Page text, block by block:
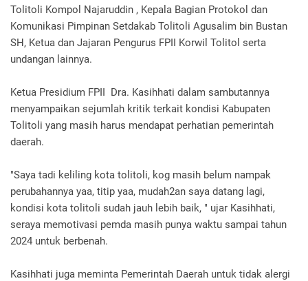
Tolitoli Kompol Najaruddin , Kepala Bagian Protokol dan
Komunikasi Pimpinan Setdakab Tolitoli Agusalim bin Bustan
SH, Ketua dan Jajaran Pengurus FPII Korwil Tolitol serta
undangan lainnya.
Ketua Presidium FPII Dra. Kasihhati dalam sambutannya
menyampaikan sejumlah kritik terkait kondisi Kabupaten
Tolitoli yang masih harus mendapat perhatian pemerintah
daerah.
"Saya tadi keliling kota tolitoli, kog masih belum nampak
perubahannya yaa, titip yaa, mudah2an saya datang lagi,
kondisi kota tolitoli sudah jauh lebih baik, " ujar Kasihhati,
seraya memotivasi pemda masih punya waktu sampai tahun
2024 untuk berbenah.
Kasihhati juga meminta Pemerintah Daerah untuk tidak alergi